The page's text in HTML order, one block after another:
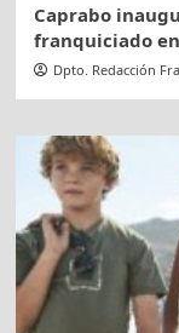
Caprabo
franquiciado
Dpto. Redacción